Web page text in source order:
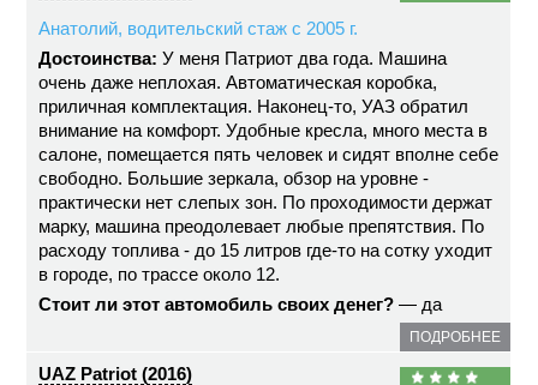
Анатолий, водительский стаж с 2005 г.
Достоинства: У меня Патриот два года. Машина
очень даже неплохая. Автоматическая коробка,
приличная комплектация. Наконец-то, УАЗ обратил
внимание на комфорт. Удобные кресла, много места в
салоне, помещается пять человек и сидят вполне себе
свободно. Большие зеркала, обзор на уровне -
практически нет слепых зон. По проходимости держат
марку, машина преодолевает любые препятствия. По
расходу топлива - до 15 литров где-то на сотку уходит
в городе, по трассе около 12.
Стоит ли этот автомобиль своих денег? — да
ПОДРОБНЕЕ
UAZ Patriot (2016)